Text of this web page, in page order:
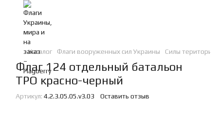
Каталог Флаги вооруженных сил Украины Силы
Флаг 124 отдельный батальон
ТРО красно-черный
Артикул: 4.2.3.05.05.v3.03 Оставить отзыв